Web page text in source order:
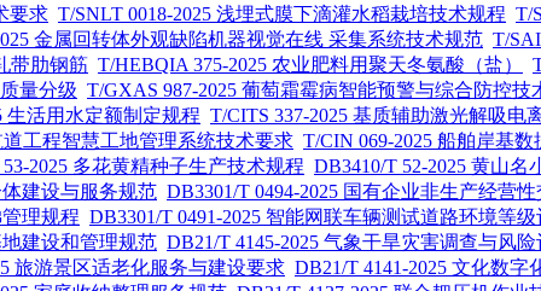
要求 T/SNLT 0018-2025 浅埋式膜下滴灌水稻栽培技术规程 T/
金属回转体外观缺陷机器视觉在线 采集系统技术规范 T/
带肋钢筋 T/HEBQIA 375-2025 农业肥料用聚天冬氨酸（盐）
量分级 T/GXAS 987-2025 葡萄霜霉病智能预警与综合防控技
生活用水定额制定规程 T/CITS 337-2025 基质辅助激光解吸
道工程智慧工地管理系统技术要求 T/CIN 069-2025 船舶岸基
2025 多花黄精种子生产技术规程 DB3410/T 52-2025 黄山
建设与服务规范 DB3301/T 0494-2025 国有企业非生产经营
理规程 DB3301/T 0491-2025 智能网联车辆测试道路环境等
建设和管理规范 DB21/T 4145-2025 气象干旱灾害调查与风
旅游景区适老化服务与建设要求 DB21/T 4141-2025 文化数字